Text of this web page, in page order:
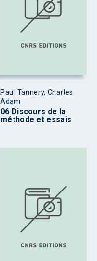
Paul Tannery, Charles
Adam
06 Discours de la
méthode et essais